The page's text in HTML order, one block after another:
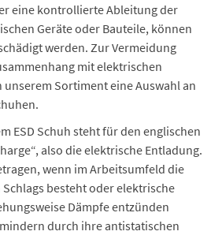
eine kontrollierte Ableitung der
Geräte oder Bauteile, können
werden. Zur Vermeidung
mit elektrischen
Sortiment eine Auswahl an
ESD Schuh steht für den englischen
also die elektrische Entladung.
wenn im Arbeitsumfeld die
besteht oder elektrische
Dämpfe entzünden
durch ihre antistatischen